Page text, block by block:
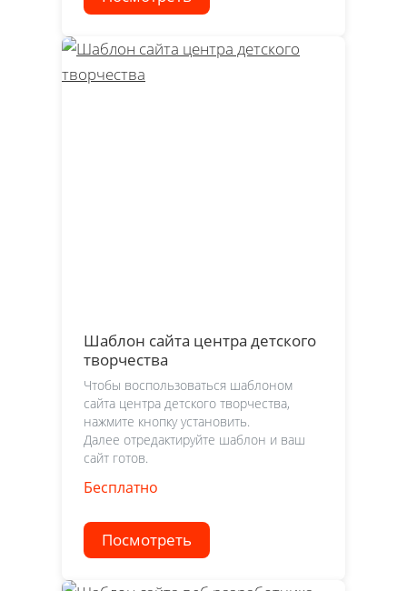
Шаблон сайта центра детского
творчества
Чтобы воспользоваться шаблоном
сайта центра детского творчества,
нажмите кнопку установить.
Далее отредактируйте шаблон и ваш
сайт готов.
Бесплатно
Посмотреть